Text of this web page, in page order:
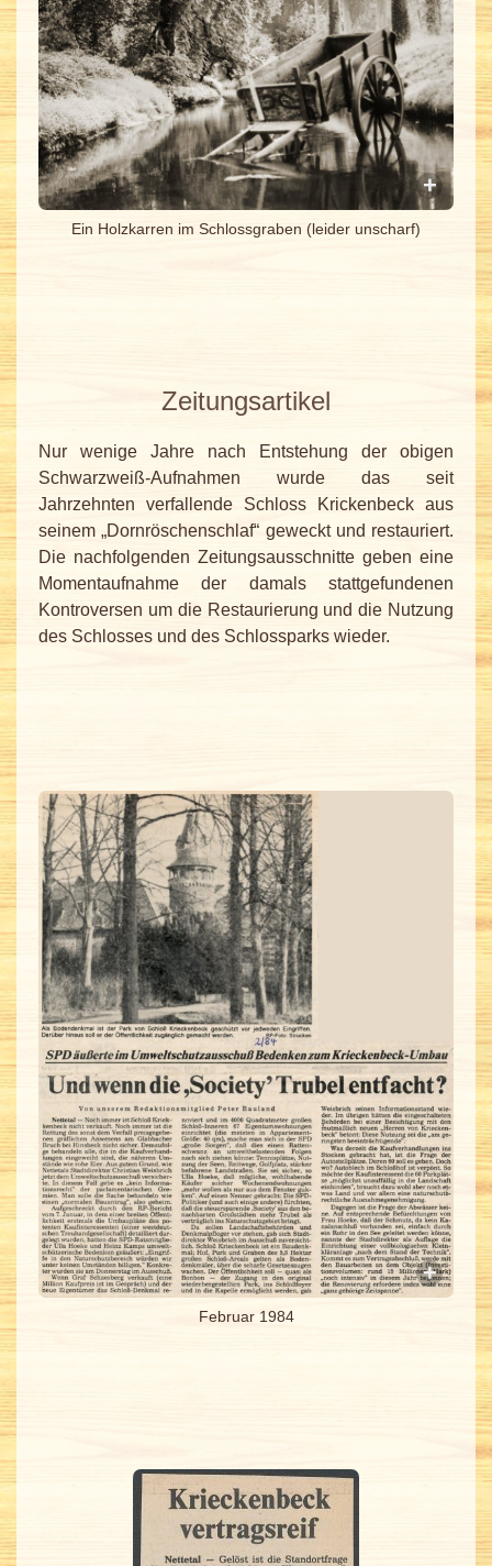
Ein Holzkarren im Schlossgraben (leider unscharf)
Zeitungsartikel
Nur wenige Jahre nach Entstehung der obigen
Schwarzweiß-Aufnahmen wurde das seit
Jahrzehnten verfallende Schloss Krickenbeck aus
seinem „Dornröschenschlaf“ geweckt und restauriert.
Die nachfolgenden Zeitungsausschnitte geben eine
Momentaufnahme der damals stattgefundenen
Kontroversen um die Restaurierung und die Nutzung
des Schlosses und des Schlossparks wieder.
Februar 1984